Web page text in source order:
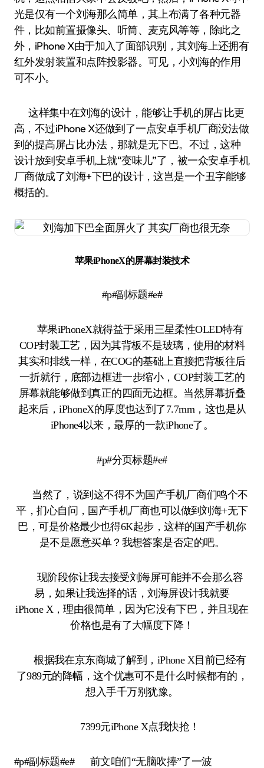
光是仅有一个刘海那么简单，其上布满了各种元器
件，比如前置摄像头、听筒、麦克风等等，除此之
外，iPhone X由于加入了面部识别，其刘海上还拥有
红外发射装置和点阵投影器。可见，小刘海的作用
可不小。
这样集中在刘海的设计，能够让手机的屏占比更
高，不过iPhone X还做到了一点安卓手机厂商没法做
到的提高屏占比办法，那就是无下巴。不过，这种
设计放到安卓手机上就“变味儿”了，被一众安卓手机
厂商做成了刘海+下巴的设计，这岂是一个丑字能够
概括的。
苹果iPhoneX的屏幕封装技术
#p#副标题#e#
苹果iPhoneX就得益于采用三星柔性OLED特有
COP封装工艺，因为其背板不是玻璃，使用的材料
其实和排线一样，在COG的基础上直接把背板往后
一折就行，底部边框进一步缩小，COP封装工艺的
屏幕就能够做到真正的四面无边框。当然屏幕折叠
起来后，iPhoneX的厚度也达到了7.7mm，这也是从
iPhone4以来，最厚的一款iPhone了。
#p#分页标题#e#
当然了，说到这不得不为国产手机厂商们鸣个不
平，扪心自问，国产手机厂商也可以做到刘海+无下
巴，可是价格最少也得6K起步，这样的国产手机你
是不是愿意买单？我想答案是否定的吧。
现阶段你让我去接受刘海屏可能并不会那么容
易，如果让我选择的话，刘海屏设计我就要
iPhone X，理由很简单，因为它没有下巴，并且现在
价格也是有了大幅度下降！
根据我在京东商城了解到，iPhone X目前已经有
了989元的降幅，这个优惠可不是什么时候都有的，
想入手千万别犹豫。
7399元iPhone X点我快抢！
#p#副标题#e# 前文咱们“无脑吹捧”了一波